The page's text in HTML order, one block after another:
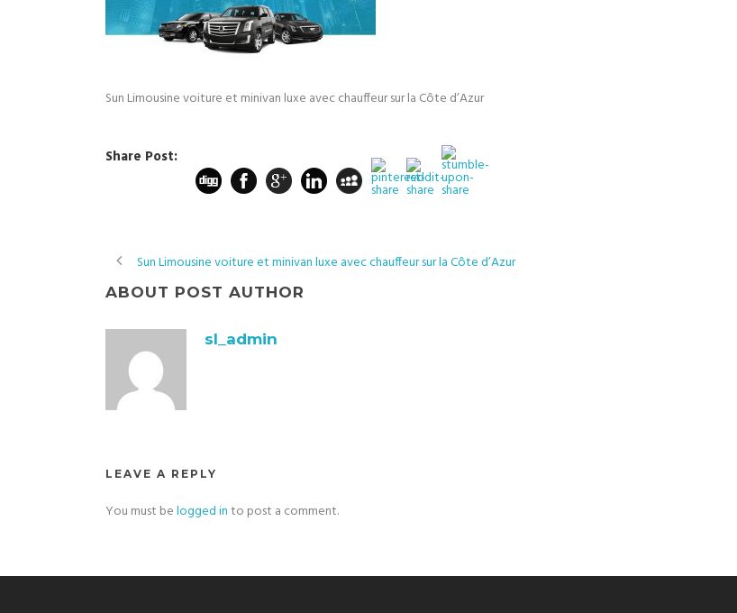
Sun Limousine voiture et minivan luxe avec chauffeur sur la Côte d’Azur
Share Post:
Sun Limousine voiture et minivan luxe avec chauffeur sur la Côte d’Azur
ABOUT POST AUTHOR
sl_admin
LEAVE A REPLY
You must belogged into post a comment.